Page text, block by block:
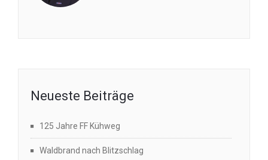
Neueste Beiträge
125 Jahre FF Kühweg
Waldbrand nach Blitzschlag